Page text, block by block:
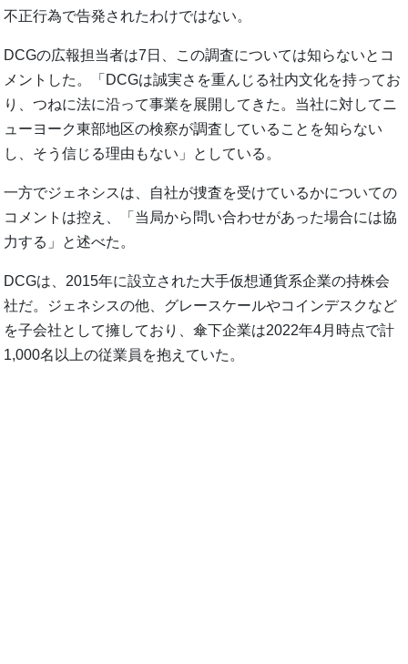
不正行為で告発されたわけではない。
DCGの広報担当者は7日、この調査については知らないとコ
メントした。「DCGは誠実さを重んじる社内文化を持ってお
り、つねに法に沿って事業を展開してきた。当社に対してニ
ューヨーク東部地区の検察が調査していることを知らない
し、そう信じる理由もない」としている。
一方でジェネシスは、自社が捜査を受けているかについての
コメントは控え、「当局から問い合わせがあった場合には協
力する」と述べた。
DCGは、2015年に設立された大手仮想通貨系企業の持株会
社だ。ジェネシスの他、グレースケールやコインデスクなど
を子会社として擁しており、傘下企業は2022年4月時点で計
1,000名以上の従業員を抱えていた。